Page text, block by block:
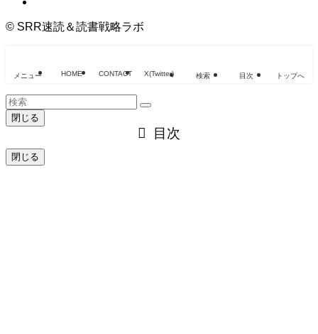
© SRR速読＆読書戦略ラボ
メニュー HOME CONTACT X(Twitter) 検索 目次 トップへ
閉じる
目次
閉じる